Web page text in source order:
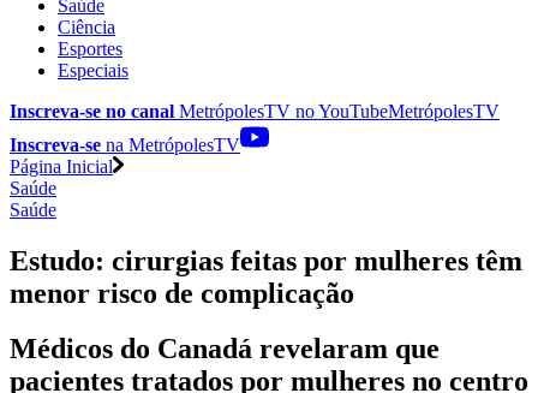
Saúde
Ciência
Esportes
Especiais
Inscreva-se no canal MetrópolesTV noYouTubeMetrópolesTV
Inscreva-se na MetrópolesTV
Página Inicial
Saúde
Saúde
Estudo: cirurgias feitas por mulheres têm
menor risco de complicação
Médicos do Canadá revelaram que
pacientes tratados por mulheres no centro